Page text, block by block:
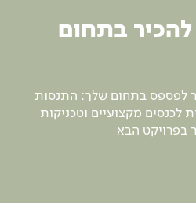
בתחום
לפספס בתחום שלך: התנסות
לכנסים מקצועיים וטכניקות
בפרויקט הבא